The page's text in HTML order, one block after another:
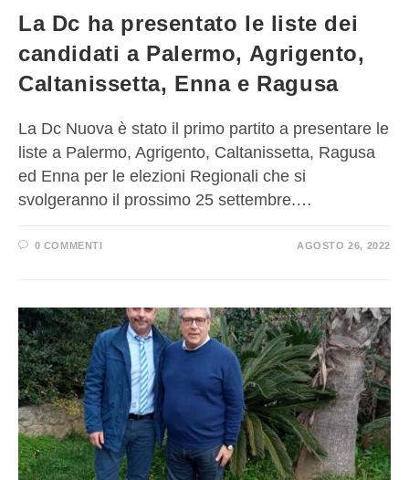
La Dc ha presentato le liste dei
candidati a Palermo, Agrigento,
Caltanissetta, Enna e Ragusa
La Dc Nuova è stato il primo partito a presentare le
liste a Palermo, Agrigento, Caltanissetta, Ragusa
ed Enna per le elezioni Regionali che si
svolgeranno il prossimo 25 settembre.…
0 COMMENTI AGOSTO 26, 2022